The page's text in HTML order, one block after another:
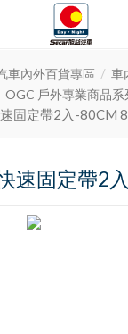
車內外百貨專區
車
OGC 戶外專業商品系
固定帶2入-80CM
速固定帶2